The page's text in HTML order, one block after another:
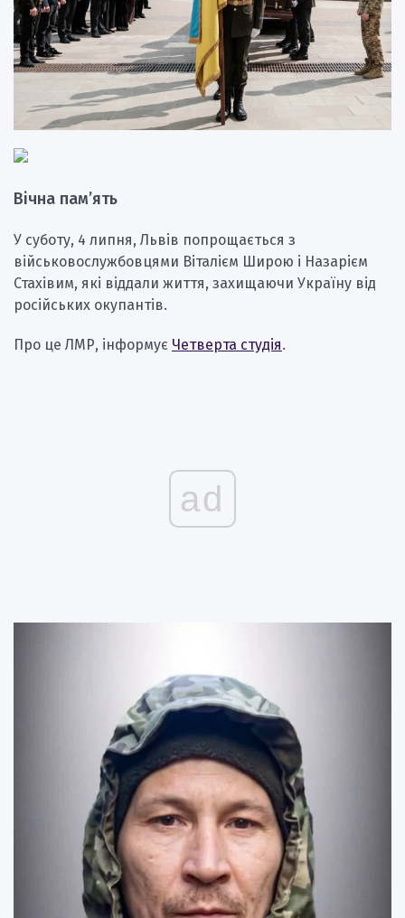
Вічна пам’ять
У суботу, 4 липня, Львів попрощається з
військовослужбовцями Віталієм Широю і Назарієм
Стахівим, які віддали життя, захищаючи Україну від
російських окупантів.
Про це ЛМР, інформує Четверта студія.
ad